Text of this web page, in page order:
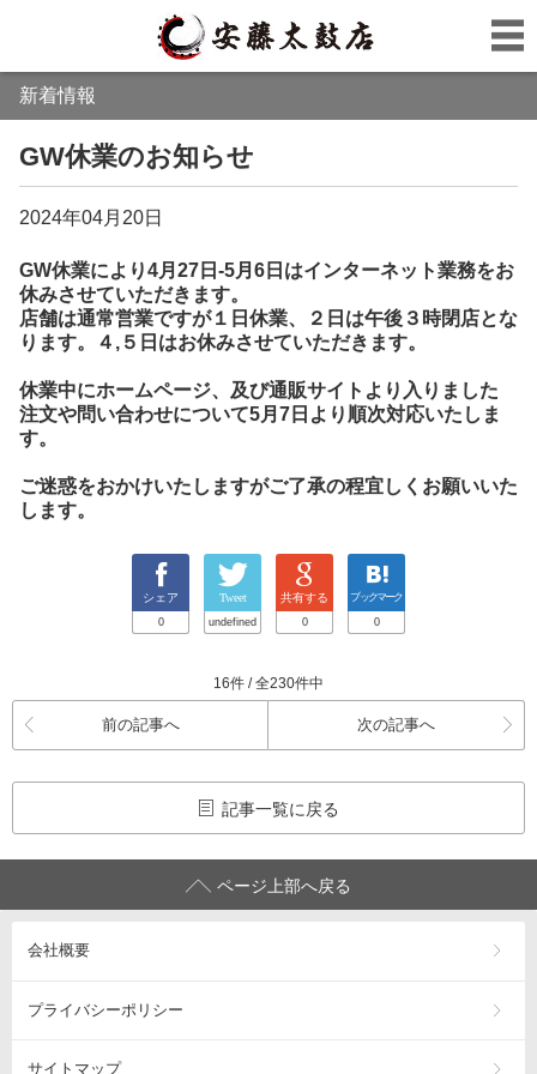
新着情報
GW休業のお知らせ
2024年04月20日
GW休業により4月27日-5月6日はインターネット業務をお
休みさせていただきます。
店舗は通常営業ですが１日休業、２日は午後３時閉店とな
ります。４,５日はお休みさせていただきます。
休業中にホームページ、及び通販サイトより入りました
注文や問い合わせについて5月7日より順次対応いたしま
す。
ご迷惑をおかけいたしますがご了承の程宜しくお願いいた
します。
シェア
0
Tweet
undefined
共有する
0
ブックマーク
0
16件 / 全230件中
前の記事へ 次の記事へ
記事一覧に戻る
ページ上部へ戻る
会社概要
プライバシーポリシー
サイトマップ